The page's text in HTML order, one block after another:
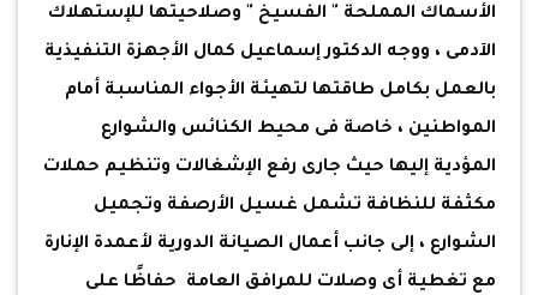
الأسماك المملحة " الفسيخ " وصلاحيتها للإستهلاك
الآدمى ، ووجه الدكتور إسماعيل كمال الأجهزة التنفيذية
بالعمل بكامل طاقتها لتهيئة الأجواء المناسبة أمام
المواطنين ، خاصة فى محيط الكنائس والشوارع
المؤدية إليها حيث جارى رفع الإشغالات وتنظيم حملات
مكثفة للنظافة تشمل غسيل الأرصفة وتجميل
الشوارع ، إلى جانب أعمال الصيانة الدورية لأعمدة الإنارة
مع تغطية أى وصلات للمرافق العامة حفاظًا على